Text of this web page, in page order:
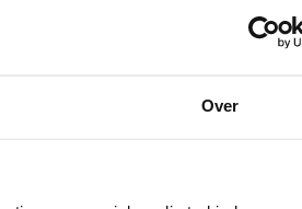
Over
Sessie
van de website, zoals de taal van